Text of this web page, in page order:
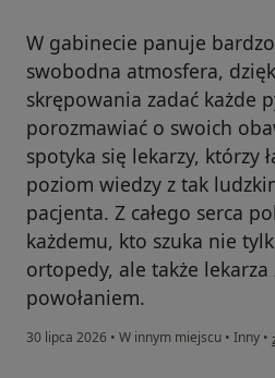
W gabinecie panuje
swobodna atmosfera,
skrępowania zadać każde
porozmawiać o swoich
spotyka się lekarzy, którzy
poziom wiedzy z tak
pacjenta. Z całego serca
każdemu, kto szuka nie
ortopedy, ale także
powołaniem.
30 lipca 2026 • W innym miejscu • Inny •